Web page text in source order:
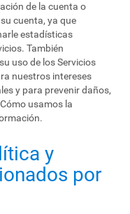
de la cuenta o
cuenta, ya que
estadísticas
También
uso de los Servicios
nuestros intereses
y para prevenir daños,
usamos la
y
por